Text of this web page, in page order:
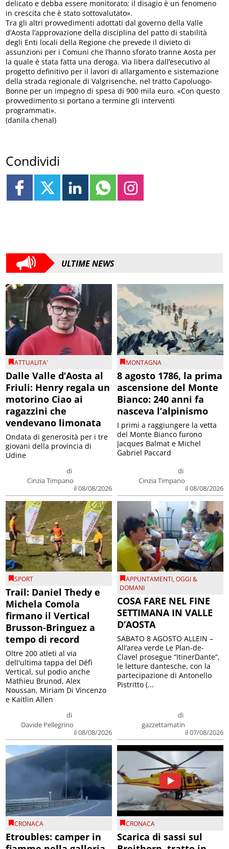
delicato e debba essere monitorato; il disagio è un fenomeno
in crescita che è stato sottovalutato».
Tra gli altri provvedimenti adottati dal governo della Valle
d’Aosta l’approvazione della disciplina del patto di stabilità
degli Enti locali della Regione che prevede il divieto di
assunzioni per i Comuni che l’hanno sforato tranne Aosta per
la quale è stata fatta una deroga. Via libera dall’esecutivo al
progetto definitivo per il lavori di allargamento e sistemazione
della strada regionale di Valgrisenche, nel tratto Capoluogo-
Bonne per un impegno di spesa di 900 mila euro. «Con questo
provvedimento si portano a termine gli interventi
programmati».
(danila chenal)
Condividi
ULTIME NEWS
ATTUALITA'
Dalle Valle d’Aosta al
Friuli: Henry regala un
motorino Ciao ai
ragazzini che
vendevano limonata
di
Cinzia Timpano
il 08/08/2026
Ondata di generosità per i tre
giovani della provincia di
Udine
MONTAGNA
8 agosto 1786, la prima
ascensione del Monte
Bianco: 240 anni fa
nasceva l’alpinismo
di
Cinzia Timpano
il 08/08/2026
I primi a raggiungere la vetta
del Monte Bianco furono
Jacques Balmat e Michel
Gabriel Paccard
SPORT
Trail: Daniel Thedy e
Michela Comola
firmano il Vertical
Brusson-Bringuez a
tempo di record
di
Davide Pellegrino
il 08/08/2026
Oltre 200 atleti al via
dell'ultima tappa del Défì
Vertical, sul podio anche
Mathieu Brunod, Alex
Noussan, Miriam Di Vincenzo
e Kaitlin Allen
APPUNTAMENTI,OGGI &
DOMANI
COSA FARE NEL FINE
SETTIMANA IN VALLE
D’AOSTA
di
gazzettamatin
il 07/08/2026
SABATO 8 AGOSTO ALLEIN –
All’area verde Le Plan-de-
Clavel prosegue “ItinerDante”,
le letture dantesche, con la
partecipazione di Antonello
Pistritto (...
CRONACA
Etroubles: camper in
CRONACA
Scarica di sassi sul